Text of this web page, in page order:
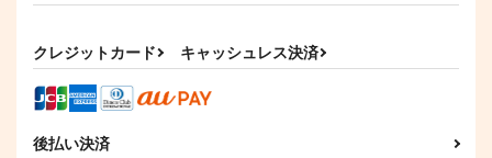
クレジットカード キャッシュレス決済
後払い決済